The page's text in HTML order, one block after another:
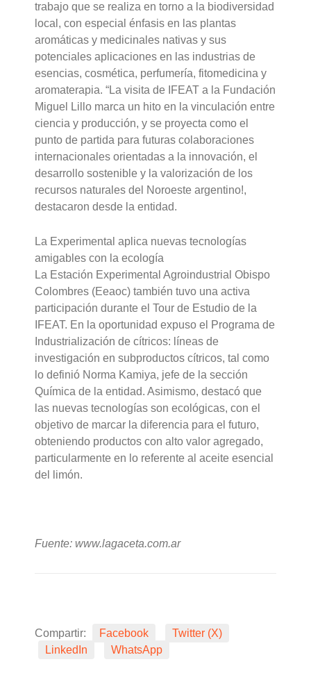
trabajo que se realiza en torno a la biodiversidad
local, con especial énfasis en las plantas
aromáticas y medicinales nativas y sus
potenciales aplicaciones en las industrias de
esencias, cosmética, perfumería, fitomedicina y
aromaterapia. “La visita de IFEAT a la Fundación
Miguel Lillo marca un hito en la vinculación entre
ciencia y producción, y se proyecta como el
punto de partida para futuras colaboraciones
internacionales orientadas a la innovación, el
desarrollo sostenible y la valorización de los
recursos naturales del Noroeste argentino!,
destacaron desde la entidad.
La Experimental aplica nuevas tecnologías
amigables con la ecología
La Estación Experimental Agroindustrial Obispo
Colombres (Eeaoc) también tuvo una activa
participación durante el Tour de Estudio de la
IFEAT. En la oportunidad expuso el Programa de
Industrialización de cítricos: líneas de
investigación en subproductos cítricos, tal como
lo definió Norma Kamiya, jefe de la sección
Química de la entidad. Asimismo, destacó que
las nuevas tecnologías son ecológicas, con el
objetivo de marcar la diferencia para el futuro,
obteniendo productos con alto valor agregado,
particularmente en lo referente al aceite esencial
del limón.
Fuente: www.lagaceta.com.ar
Compartir: Facebook
Twitter (X)
LinkedIn
WhatsApp